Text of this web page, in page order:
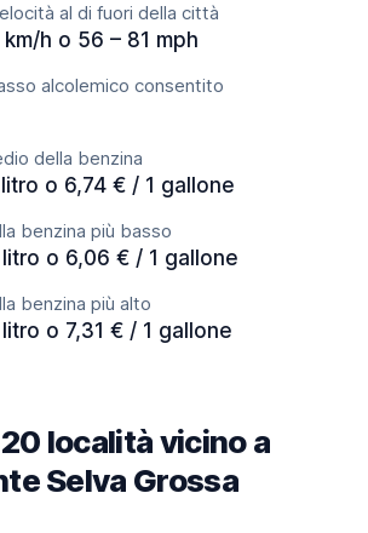
al di fuori della città
h o 56 – 81 mph
alcolemico consentito
della benzina
o 6,74 € / 1 gallone
benzina più basso
o 6,06 € / 1 gallone
benzina più alto
o 7,31 € / 1 gallone
località vicino a
Selva Grossa